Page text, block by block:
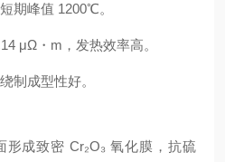
短期峰值 1200℃。
μΩ・m，发热效率高。
制成型性好。
形成致密 Cr₂O₃ 氧化膜，抗硫